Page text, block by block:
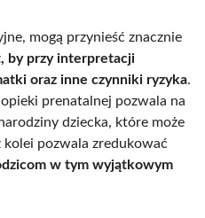
mogą przynieść znacznie
by przy interpretacji
oraz inne czynniki ryzyka.
prenatalnej pozwala na
dziecka, które może
kolei pozwala zredukować
w tym wyjątkowym